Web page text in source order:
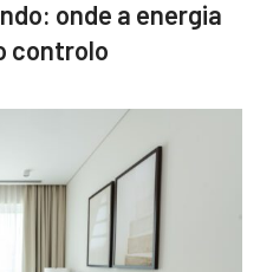
onde a energia
controlo